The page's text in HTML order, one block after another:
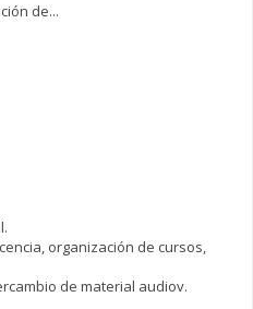
de...
organización de cursos,
de material audiov.